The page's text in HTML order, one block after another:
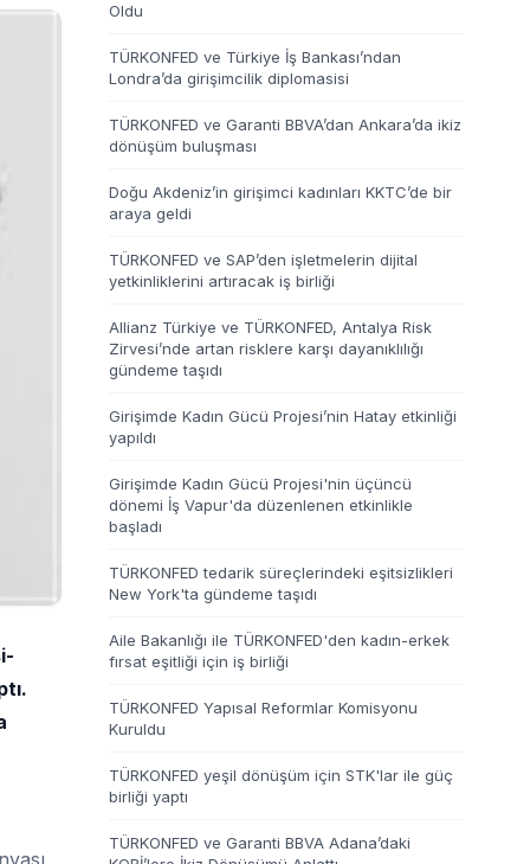
Oldu
TÜRKONFED ve Türkiye İş Bankası’ndan
Londra’da girişimcilik diplomasisi
TÜRKONFED ve Garanti BBVA’dan Ankara’da ikiz
dönüşüm buluşması
Doğu Akdeniz’in girişimci kadınları KKTC’de bir
araya geldi
TÜRKONFED ve SAP’den işletmelerin dijital
yetkinliklerini artıracak iş birliği
Allianz Türkiye ve TÜRKONFED, Antalya Risk
Zirvesi’nde artan risklere karşı dayanıklılığı
gündeme taşıdı
Girişimde Kadın Gücü Projesi’nin Hatay etkinliği
yapıldı
Girişimde Kadın Gücü Projesi'nin üçüncü
dönemi İş Vapur'da düzenlenen etkinlikle
başladı
TÜRKONFED tedarik süreçlerindeki eşitsizlikleri
New York'ta gündeme taşıdı
Aile Bakanlığı ile TÜRKONFED'den kadın-erkek
fırsat eşitliği için iş birliği
TÜRKONFED Yapısal Reformlar Komisyonu
Kuruldu
TÜRKONFED yeşil dönüşüm için STK'lar ile güç
birliği yaptı
TÜRKONFED ve Garanti BBVA Adana’daki